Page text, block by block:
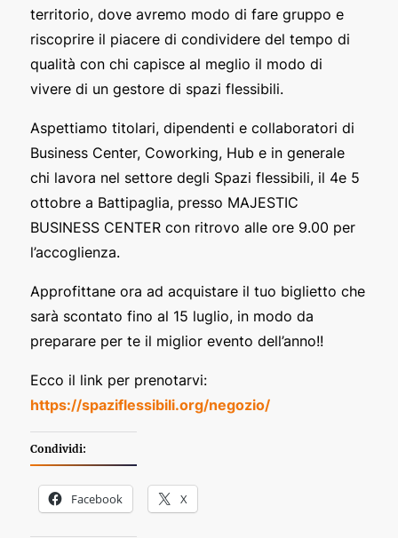
territorio, dove avremo modo di fare gruppo e
riscoprire il piacere di condividere del tempo di
qualità con chi capisce al meglio il modo di
vivere di un gestore di spazi flessibili.
Aspettiamo titolari, dipendenti e collaboratori di
Business Center, Coworking, Hub e in generale
chi lavora nel settore degli Spazi flessibili, il 4e 5
ottobre a Battipaglia, presso MAJESTIC
BUSINESS CENTER con ritrovo alle ore 9.00 per
l’accoglienza.
Approfittane ora ad acquistare il tuo biglietto che
sarà scontato fino al 15 luglio, in modo da
preparare per te il miglior evento dell’anno!!
Ecco il link per prenotarvi:
https://spaziflessibili.org/negozio/
Condividi:
Facebook X